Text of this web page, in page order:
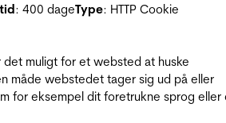
: 400 dageType: HTTP Cookie
muligt for et websted at huske
måde webstedet tager sig ud på eller
for eksempel dit foretrukne sprog eller